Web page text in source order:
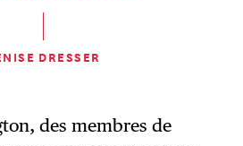
DRESSER
des membres de